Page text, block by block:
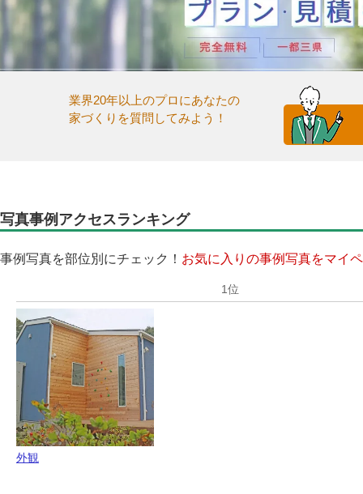
業界20年以上のプロにあなたの
家づくりを質問してみよう！
写真事例アクセスランキング
事例写真を部位別にチェック！ お気に入りの事例写真をマイ
外観